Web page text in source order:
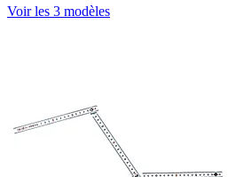
Voir les 3 modèles